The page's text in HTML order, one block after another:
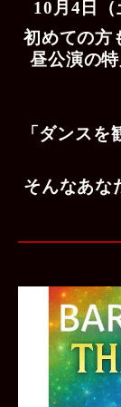
10月4日（
初めての方
昼公演の
「ダンス
そんなあな